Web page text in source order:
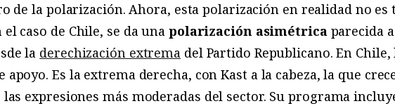
de la polarización. Ahora, esta polarización en realidad no es
caso de Chile, se da una polarización asimétricaparecida
la derechización extrema del Partido Republicano. En
apoyo. Es la extrema derecha, con Kast a la cabeza, la que
las expresiones más moderadas del sector. Su programa